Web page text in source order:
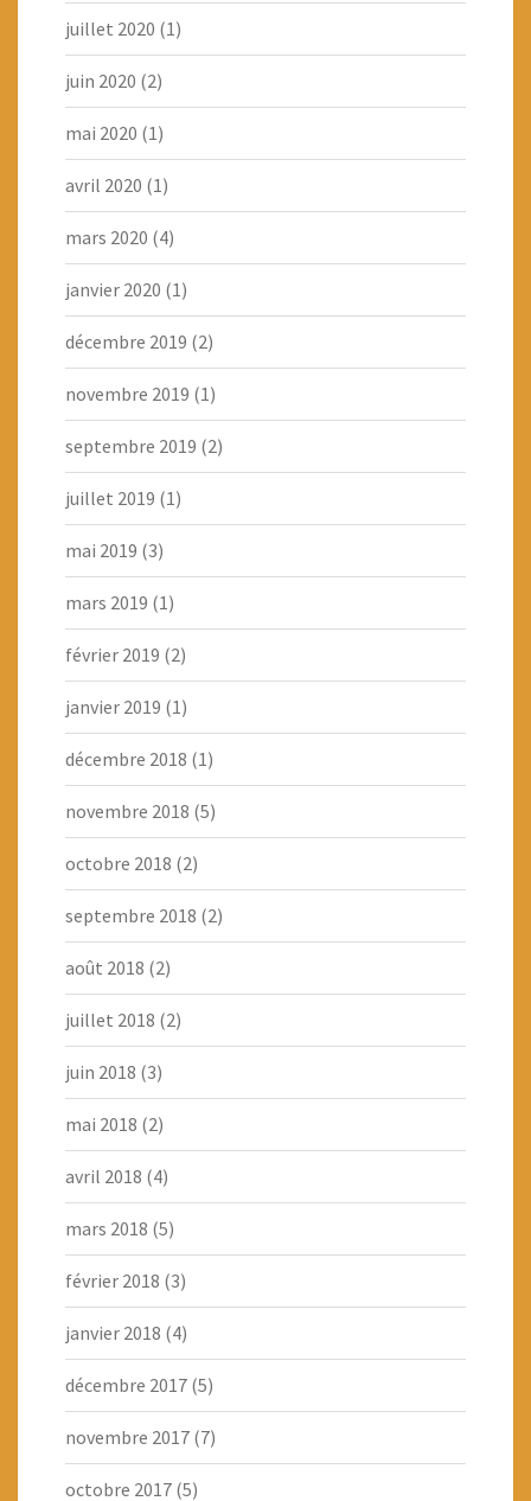
juillet 2020 (1)
juin 2020 (2)
mai 2020 (1)
avril 2020 (1)
mars 2020 (4)
janvier 2020 (1)
décembre 2019 (2)
novembre 2019 (1)
septembre 2019 (2)
juillet 2019 (1)
mai 2019 (3)
mars 2019 (1)
février 2019 (2)
janvier 2019 (1)
décembre 2018 (1)
novembre 2018 (5)
octobre 2018 (2)
septembre 2018 (2)
août 2018 (2)
juillet 2018 (2)
juin 2018 (3)
mai 2018 (2)
avril 2018 (4)
mars 2018 (5)
février 2018 (3)
janvier 2018 (4)
décembre 2017 (5)
novembre 2017 (7)
octobre 2017 (5)